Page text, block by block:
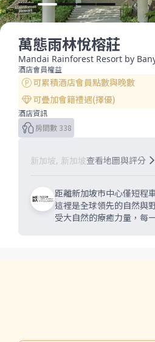
萬態雨林悅榕莊
Mandai Rainforest Resort by
酒店會員權益
可累積酒店會員點數與晚數
可疊加會籍禮遇(擇優)
酒店資訊
房間數 338
新加坡, 新加坡查看地圖與評分
距離新加坡市中心僅短程
這裡是全球領先的自然與
受大自然的療癒力量，每